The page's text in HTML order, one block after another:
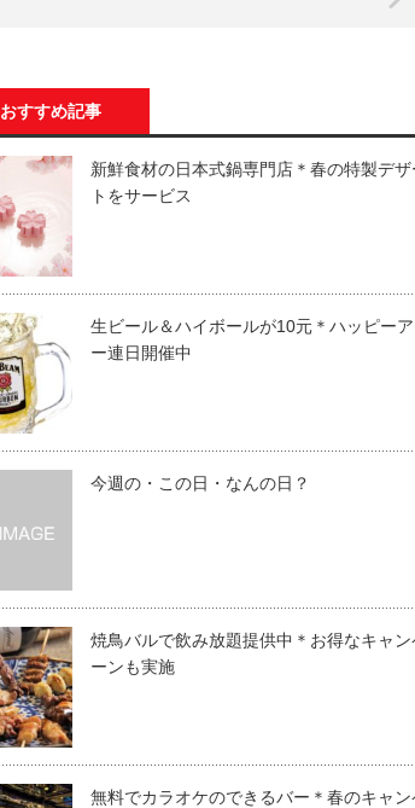
おすすめ記事
新鮮食材の日本式鍋専門店＊春の特製デザ
トをサービス
生ビール＆ハイボールが10元＊ハッピー
ー連日開催中
今週の・この日・なんの日？
焼鳥バルで飲み放題提供中＊お得なキャン
ーンも実施
無料でカラオケのできるバー＊春のキャン